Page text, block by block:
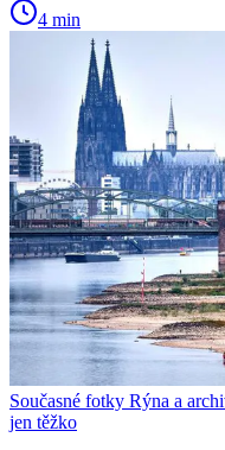
4 min
Současné fotky Rýna a
jen těžko